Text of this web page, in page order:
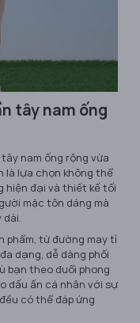
tây nam ống
nam ống rộng vừa
là lựa chọn không thể
hiện đại và thiết kế tối
mặc tôn dáng mà
dài.
phẩm, từ đường may tỉ
dạng, dễ dàng phối
bạn theo đuổi phong
dấu ấn cá nhân với sự
có thể đáp ứng